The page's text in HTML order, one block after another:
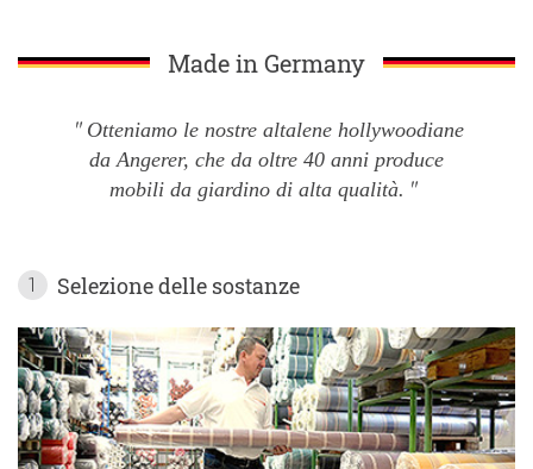
Made in Germany
Otteniamo le nostre altalene hollywoodiane
da Angerer, che da oltre 40 anni produce
mobili da giardino di alta qualità.
1 Selezione delle sostanze